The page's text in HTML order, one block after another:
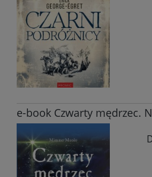
e-book Czwarty mędrzec.